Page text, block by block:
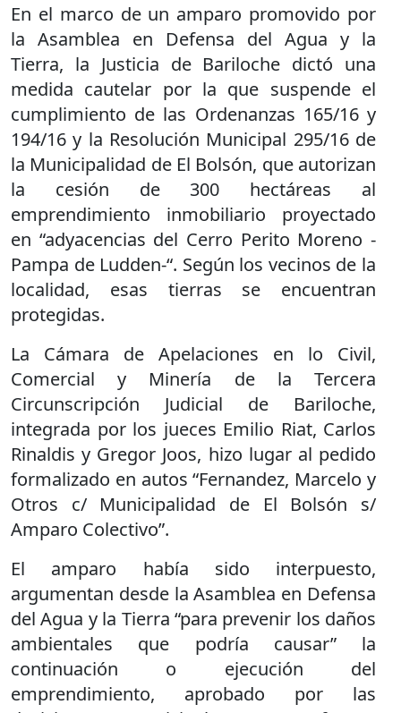
En el marco de un amparo promovido por
la Asamblea en Defensa del Agua y la
Tierra, la Justicia de Bariloche dictó una
medida cautelar por la que suspende el
cumplimiento de las Ordenanzas 165/16 y
194/16 y la Resolución Municipal 295/16 de
la Municipalidad de El Bolsón, que autorizan
la cesión de 300 hectáreas al
emprendimiento inmobiliario proyectado
en “adyacencias del Cerro Perito Moreno -
Pampa de Ludden-“. Según los vecinos de la
localidad, esas tierras se encuentran
protegidas.
La Cámara de Apelaciones en lo Civil,
Comercial y Minería de la Tercera
Circunscripción Judicial de Bariloche,
integrada por los jueces Emilio Riat, Carlos
Rinaldis y Gregor Joos, hizo lugar al pedido
formalizado en autos “Fernandez, Marcelo y
Otros c/ Municipalidad de El Bolsón s/
Amparo Colectivo”.
El amparo había sido interpuesto,
argumentan desde la Asamblea en Defensa
del Agua y la Tierra “para prevenir los daños
ambientales que podría causar” la
continuación o ejecución del
emprendimiento, aprobado por las